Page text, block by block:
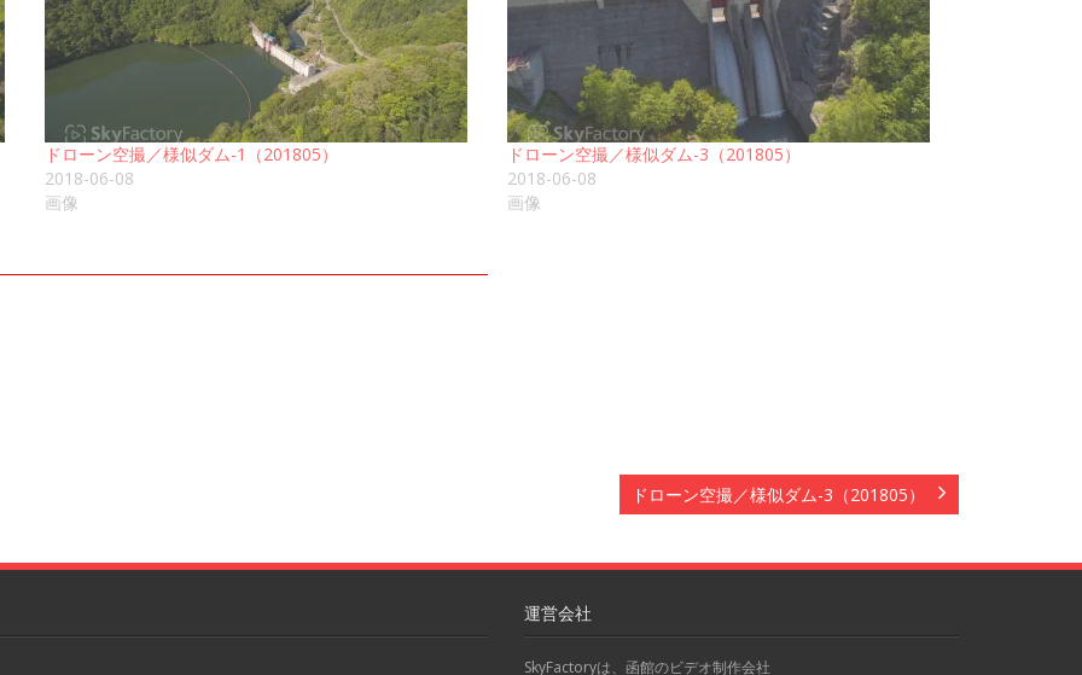
ドローン空撮／様似ダム-1（201805）
2018-06-08
画像
ドローン空撮／様似ダム-3（201805）
2018-06-08
画像
ドローン空撮／様似ダム-3（201805）
運営会社
SkyFactoryは、函館のビデオ制作会社